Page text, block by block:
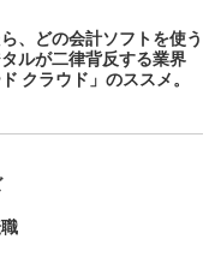
、どの会計ソフトを使う
ルが二律背反する業界
クラウド」のススメ。